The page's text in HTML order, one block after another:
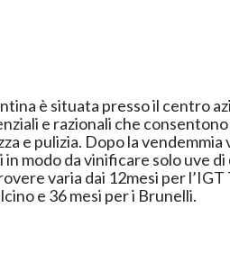
e razionali che
e pulizia. Dopo la
modo da vinificare solo uve di
varia dai 12mesi per
e 36 mesi per i Brunelli.